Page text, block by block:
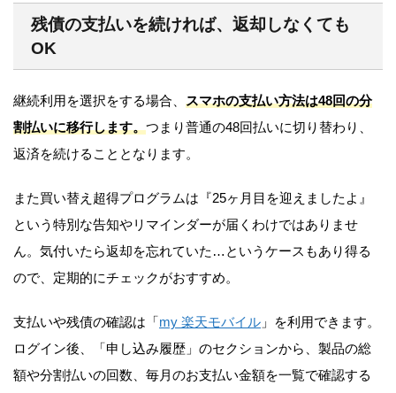
残債の支払いを続ければ、返却しなくても
OK
継続利用を選択をする場合、 スマホの支払い方法は48回の分
割払いに移行します。つまり普通の48回払いに切り替わり、
返済を続けることとなります。
また買い替え超得プログラムは『25ヶ月目を迎えましたよ 』
という 特別な告知やリマインダーが届くわけではありませ
ん。気付いたら返却を忘れていた…というケースもあり得る
ので、定期的にチェックがおすすめ。
支払いや残債の確認は「my 楽天モバイル 」を利用できます。
ログイン後、「申し込み履歴」のセクションから、製品の総
額や分割払いの回数、毎月のお支払い金額を一覧で確認する